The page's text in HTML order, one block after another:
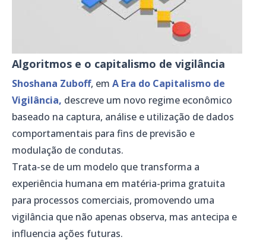
Algoritmos e o capitalismo de vigilância
Shoshana Zuboff, em A Era do Capitalismo de
Vigilância, descreve um novo regime econômico
baseado na captura, análise e utilização de dados
comportamentais para fins de previsão e
modulação de condutas.
Trata-se de um modelo que transforma a
experiência humana em matéria-prima gratuita
para processos comerciais, promovendo uma
vigilância que não apenas observa, mas antecipa e
influencia ações futuras.